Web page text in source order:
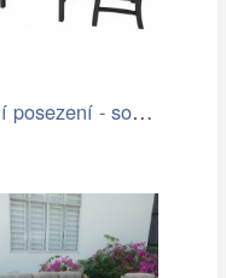
Zahradní posezení - souprava - UZN